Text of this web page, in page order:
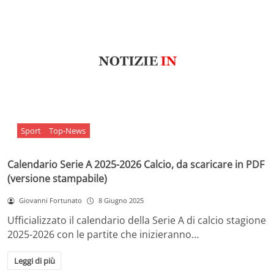
Sport Top-News
Calendario Serie A 2025-2026 Calcio, da scaricare in PDF
(versione stampabile)
Giovanni Fortunato 8 Giugno 2025
Ufficializzato il calendario della Serie A di calcio stagione
2025-2026 con le partite che inizieranno…
Leggi di più